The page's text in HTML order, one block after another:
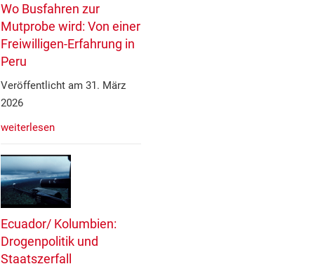
Wo Busfahren zur
Mutprobe wird: Von einer
Freiwilligen-Erfahrung in
Peru
Veröffentlicht am 31. März
2026
weiterlesen
Ecuador/ Kolumbien:
Drogenpolitik und
Staatszerfall